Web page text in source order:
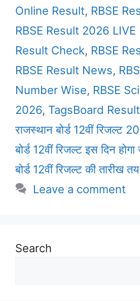
Online Result, RBSE
RBSE Result 2026
Result Check, RBSE
RBSE Result News,
Number Wise, RBSE
2026, TagsBoard
राजस्थान बोर्ड 12वीं रिजल्ट
बोर्ड 12वीं रिजल्ट इस दिन होगा
बोर्ड 12वीं रिजल्ट की तारीख तय
Leave a comment
Search